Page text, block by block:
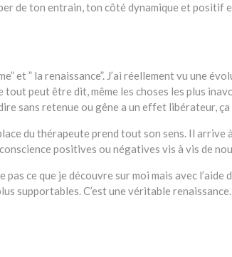
de ton entrain, ton côté dynamique et positif
et ” la renaissance”. J’ai réellement vu une
peut être dit, même les choses les plus
sans retenue ou gêne a un effet libérateur, ça
du thérapeute prend tout son sens. Il arrive
positives ou négatives vis à vis de
ce que je découvre sur moi mais avec l’aide
supportables. C’est une véritable renaissance.